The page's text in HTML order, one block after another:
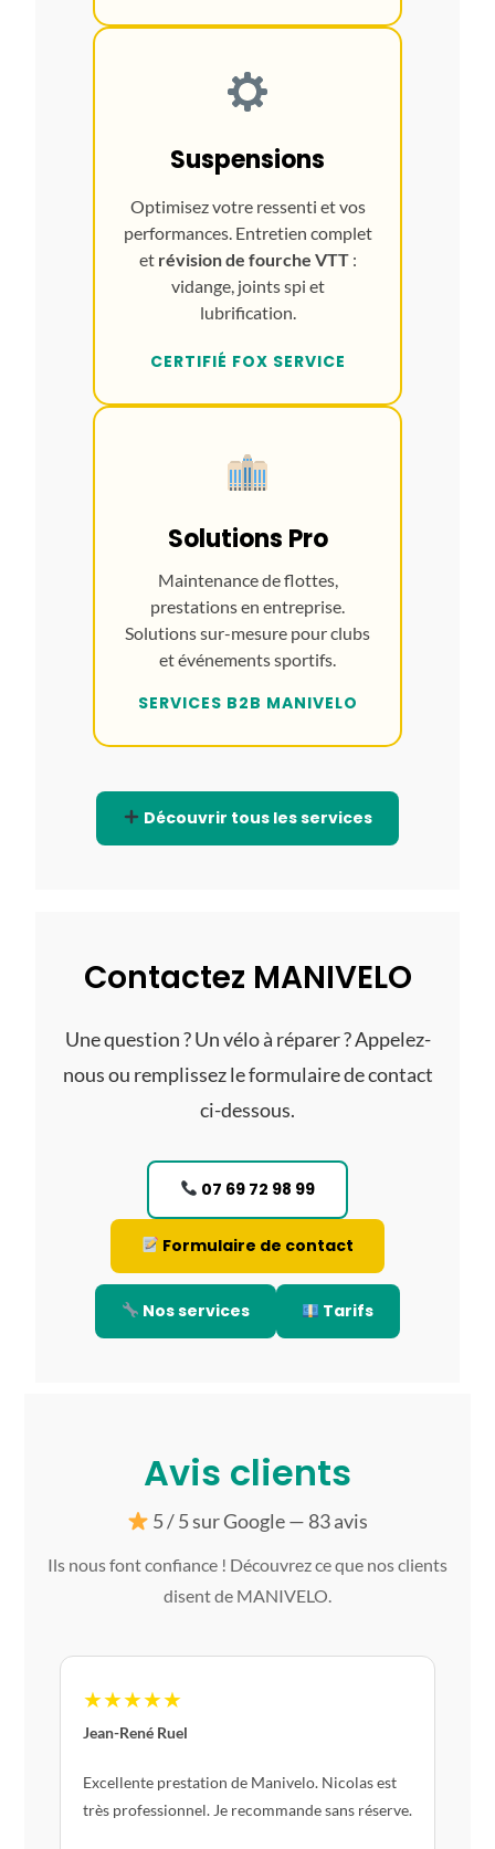
Suspensions
Optimisez votre ressenti et vos
performances. Entretien complet
et révision de fourche VTT:
vidange, joints spi et
lubrification.
CERTIFIÉ FOX SERVICE
Solutions Pro
Maintenance de flottes,
prestations en entreprise.
Solutions sur-mesure pour clubs
et événements sportifs.
SERVICES B2B MANIVELO
Découvrir tous les services
Contactez MANIVELO
Une question ? Un vélo à réparer ? Appelez-
nous ou remplissez le formulaire de contact
ci-dessous.
07 69 72 98 99
Formulaire de contact
Nos services Tarifs
Avis clients
5 / 5 sur Google — 83 avis
Ils nous font confiance ! Découvrez ce que nos clients
disent de MANIVELO.
★★★★★
Jean-René Ruel
Excellente prestation de Manivelo. Nicolas est
très professionnel. Je recommande sans réserve.